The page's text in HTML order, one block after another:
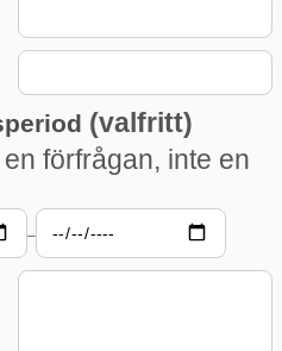
(valfritt)
förfrågan, inte en
–